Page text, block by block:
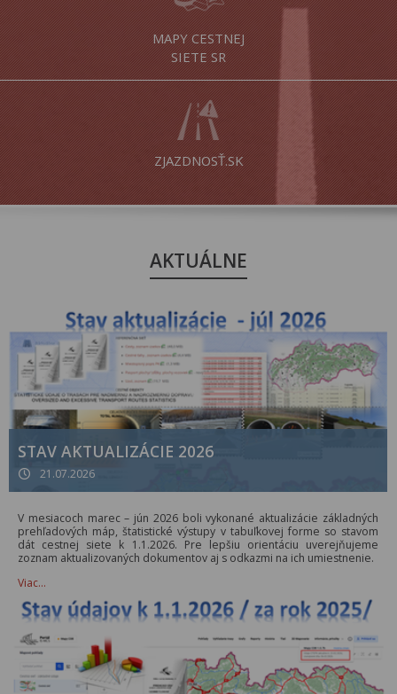
MAPY CESTNEJ
SIETE SR
ZJAZDNOSŤ.SK
AKTUÁLNE
STAV AKTUALIZÁCIE 2026
21.07.2026
V mesiacoch marec – jún 2026 boli vykonané aktualizácie základných
prehľadových máp, štatistické výstupy v tabuľkovej forme so stavom
dát cestnej siete k 1.1.2026. Pre lepšiu orientáciu uverejňujeme
zoznam aktualizovaných dokumentov aj s odkazmi na ich umiestnenie.
Viac…